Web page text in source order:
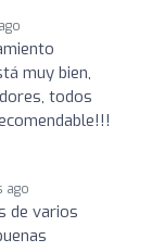
muy bien,
todos
ago
de varios